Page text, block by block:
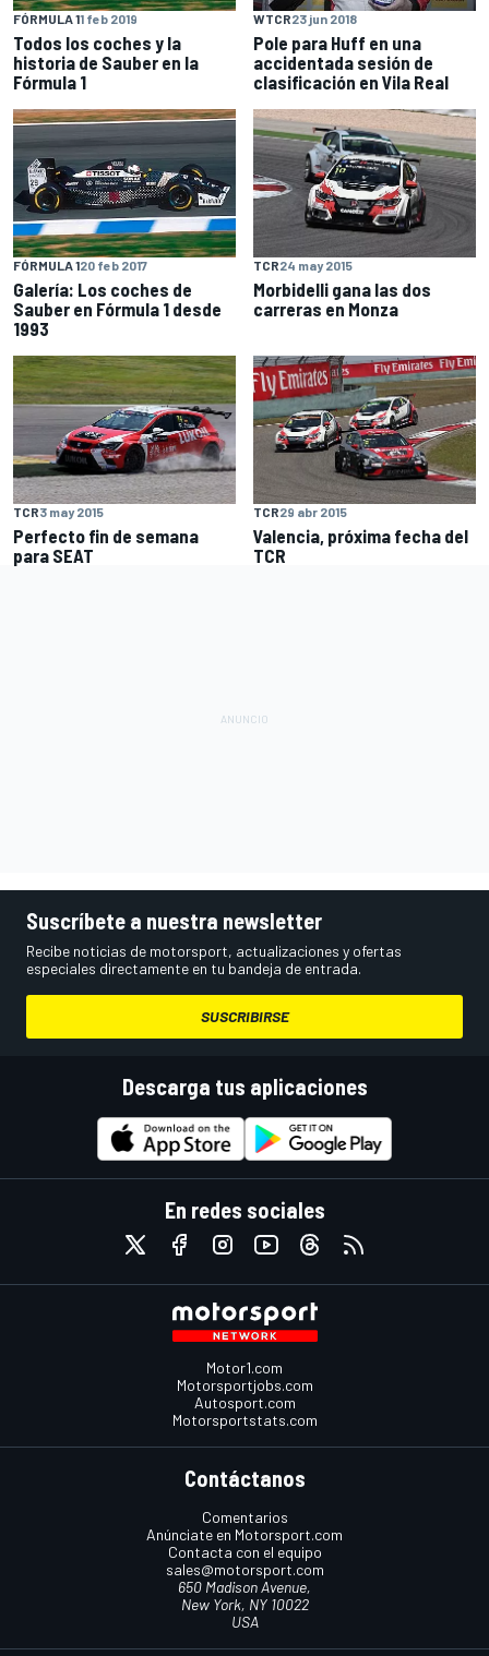
FÓRMULA 11 feb 2019
Todos los coches y la
historia de Sauber en la
Fórmula 1
WTCR23 jun 2018
Pole para Huff en una
accidentada sesión de
clasificación en Vila Real
FÓRMULA 120 feb 2017
Galería: Los coches de
Sauber en Fórmula 1 desde
1993
TCR24 may 2015
Morbidelli gana las dos
carreras en Monza
TCR3 may 2015
Perfecto fin de semana
para SEAT
TCR29 abr 2015
Valencia, próxima fecha del
TCR
Suscríbete a nuestra newsletter
Recibe noticias de motorsport, actualizaciones y ofertas
especiales directamente en tu bandeja de entrada.
SUSCRIBIRSE
Descarga tus aplicaciones
En redes sociales
Motor1.com
Motorsportjobs.com
Autosport.com
Motorsportstats.com
Contáctanos
Comentarios
Anúnciate en Motorsport.com
Contacta con el equipo
sales@motorsport.com
650 Madison Avenue,
New York, NY 10022
USA